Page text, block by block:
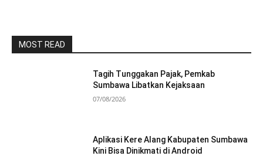
MOST READ
Tagih Tunggakan Pajak, Pemkab
Sumbawa Libatkan Kejaksaan
07/08/2026
Aplikasi Kere Alang Kabupaten Sumbawa
Kini Bisa Dinikmati di Android